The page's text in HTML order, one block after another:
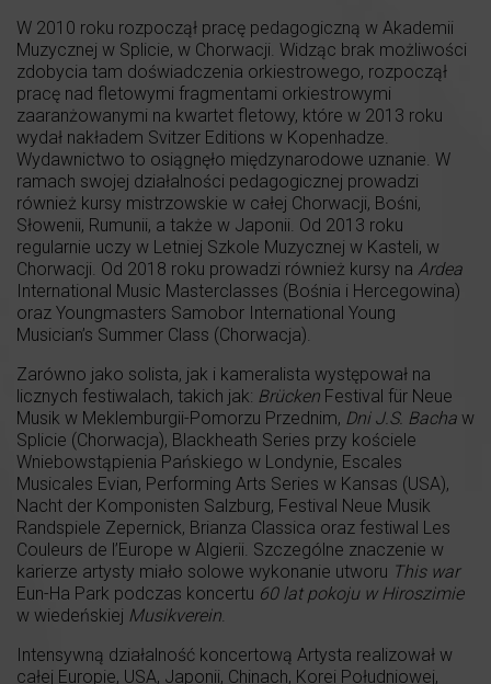
W 2010 roku rozpoczął pracę pedagogiczną w Akademii
Muzycznej w Splicie, w Chorwacji. Widząc brak możliwości
zdobycia tam doświadczenia orkiestrowego, rozpoczął
pracę nad fletowymi fragmentami orkiestrowymi
zaaranżowanymi na kwartet fletowy, które w 2013 roku
wydał nakładem Svitzer Editions w Kopenhadze.
Wydawnictwo to osiągnęło międzynarodowe uznanie. W
ramach swojej działalności pedagogicznej prowadzi
również kursy mistrzowskie w całej Chorwacji, Bośni,
Słowenii, Rumunii, a także w Japonii. Od 2013 roku
regularnie uczy w Letniej Szkole Muzycznej w Kasteli, w
Chorwacji. Od 2018 roku prowadzi również kursy na Ardea
International Music Masterclasses (Bośnia i Hercegowina)
oraz Youngmasters Samobor International Young
Musician’s Summer Class (Chorwacja).
Zarówno jako solista, jak i kameralista występował na
licznych festiwalach, takich jak: Brücken Festival für Neue
Musik w Meklemburgii-Pomorzu Przednim, Dni J.S. Bacha w
Splicie (Chorwacja), Blackheath Series przy kościele
Wniebowstąpienia Pańskiego w Londynie, Escales
Musicales Evian, Performing Arts Series w Kansas (USA),
Nacht der Komponisten Salzburg, Festival Neue Musik
Randspiele Zepernick, Brianza Classica oraz festiwal Les
Couleurs de l’Europe w Algierii. Szczególne znaczenie w
karierze artysty miało solowe wykonanie utworu This war
Eun-Ha Park podczas koncertu 60 lat pokoju w Hiroszimie
w wiedeńskiej Musikverein
Intensywną działalność koncertową Artysta realizował w
całej Europie, USA, Japonii, Chinach, Korei Południowej,